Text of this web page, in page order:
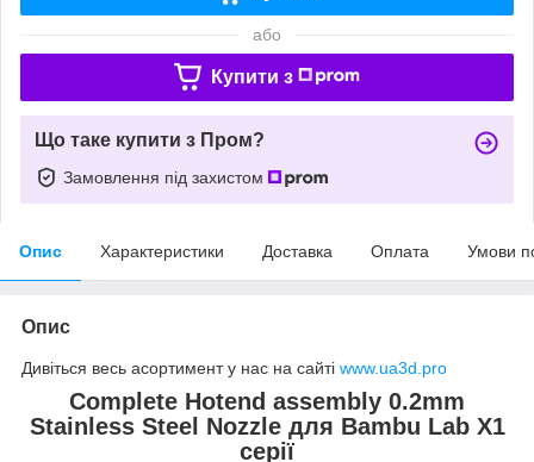
або
Купити з
Що таке купити з Пром?
Замовлення під захистом
Опис Характеристики Доставка Оплата Умови
Опис
Дивіться весь асортимент у нас на сайті www.ua3d.pro
Complete Hotend assembly 0.2mm
Stainless Steel Nozzle для Bambu Lab X1
серії